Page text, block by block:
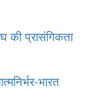
की प्रासंगिकता
भारत